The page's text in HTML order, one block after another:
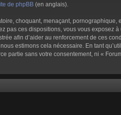
de phpBB (en anglais).
choquant, menaçant,
ces dispositions, vous vous exposez
afin d’aider au renforcement de ces
estimons cela nécessaire. En tant
partie sans votre consentement, ni «